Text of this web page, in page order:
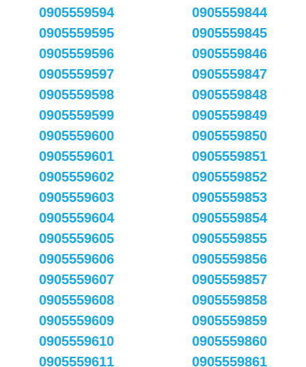
0905559594
0905559595
0905559596
0905559597
0905559598
0905559599
0905559600
0905559601
0905559602
0905559603
0905559604
0905559605
0905559606
0905559607
0905559608
0905559609
0905559610
0905559611
0905559844
0905559845
0905559846
0905559847
0905559848
0905559849
0905559850
0905559851
0905559852
0905559853
0905559854
0905559855
0905559856
0905559857
0905559858
0905559859
0905559860
0905559861